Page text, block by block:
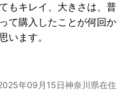
もキレイ、大きさは、普
て購入したことが何回か
います。
年09月15日神奈川県在住